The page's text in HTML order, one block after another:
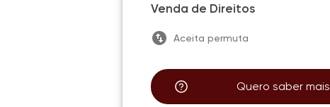
Venda de Direitos
Aceita permuta
Quero saber mais